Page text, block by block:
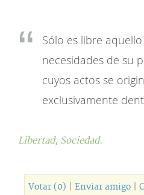
Sólo es libre
necesidades de su
cuyos actos se
exclusivamente
Libertad, Sociedad.
Votar (0) Enviar amigo|